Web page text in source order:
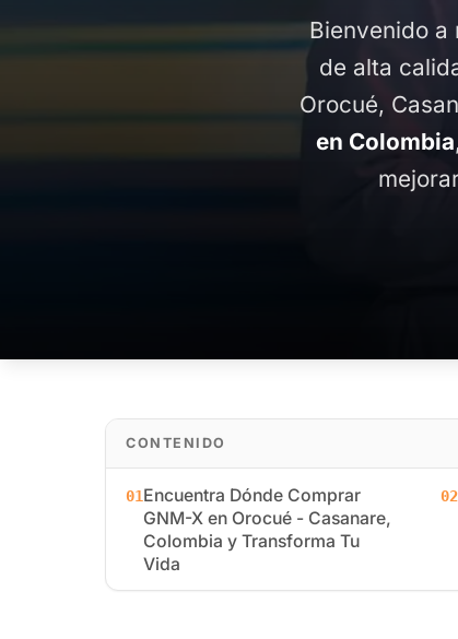
Bienvenido a
de alta
Orocué,
en Colombia
CONTENIDO
01Encuentra Dónde Comprar
GNM-X en Orocué - Casanare,
Colombia y Transforma Tu
Vida
02